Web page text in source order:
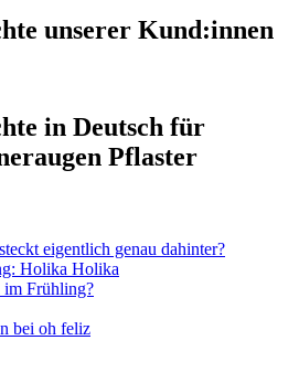
unserer Kund:innen
in Deutsch für
Pflaster
eigentlich genau dahinter?
Holika Holika
im Frühling?
bei oh feliz